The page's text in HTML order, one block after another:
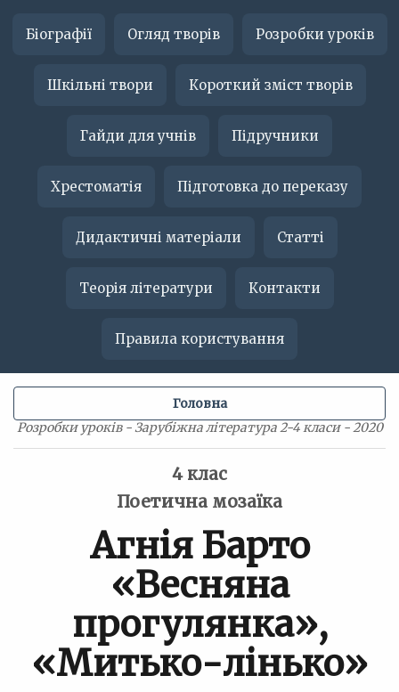
Біографії Огляд творів Розробки уроків
Шкільні твори Короткий зміст творів
Гайди для учнів Підручники
Хрестоматія Підготовка до переказу
Дидактичні матеріали Статті
Теорія літератури Контакти
Правила користування
Розробки уроків - Зарубіжна література 2-4 класи - 2020
Головна
4 клас
Поетична мозаїка
Агнія Барто
«Весняна
прогулянка»,
«Митько-лінько»